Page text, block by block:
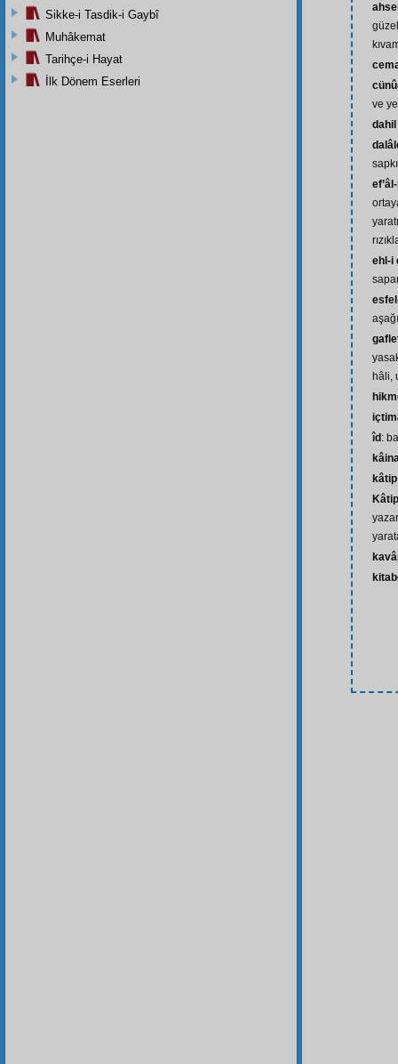
ve
ehl-i
hâli,
îd :
kâtip
Kâtip
Sikke-i Tasdik-i Gaybî
Muhâkemat
Tarihçe-i Hayat
İlk Dönem Eserleri